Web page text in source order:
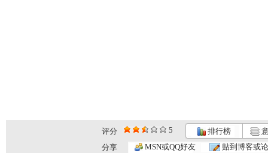
评分 5 排行榜
分享
MSN或QQ好友 贴到博客或